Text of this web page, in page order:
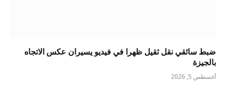
ضبط سائقي نقل ثقيل ظهرا في فيديو يسيران عكس الاتجاه
بالجيزة
أغسطس 5, 2026